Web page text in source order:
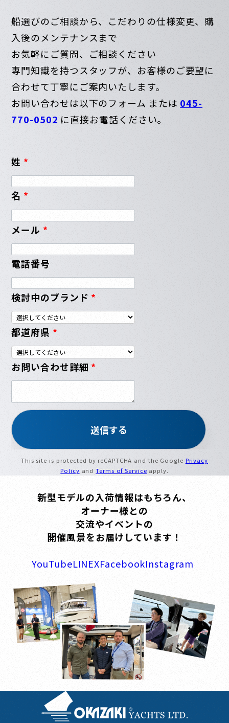
船選びのご相談から、こだわりの仕様変更、購
入後のメンテナンスまで
お気軽にご質問、ご相談ください
専門知識を持つスタッフが、お客様のご要望に
合わせて丁寧にご案内いたします。
お問い合わせは以下のフォーム または 045-
770-0502 に直接お電話ください。
姓 *
名 *
メール *
電話番号
検討中のブランド *
都道府県 *
お問い合わせ詳細 *
This site is protected by reCAPTCHA and the Google Privacy
Policy andTerms of Service apply.
新型モデルの入荷情報はもちろん、
オーナー様との
交流やイベントの
開催風景をお届けしています！
YouTubeLINEXFacebookInstagram